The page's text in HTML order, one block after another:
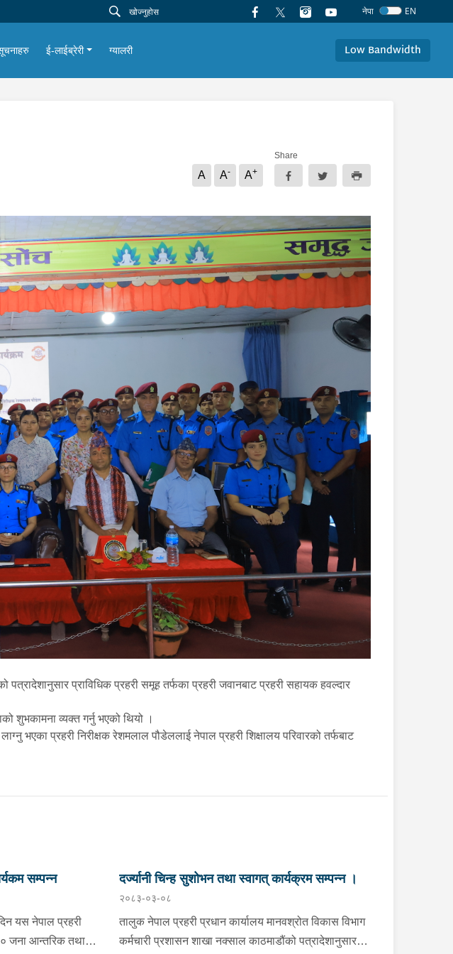
नेपा EN
ई-लाईब्रेरी ग्यालरी Low Bandwidth
A A- A+
Share
प्राविधिक प्रहरी समूह तर्फका प्रहरी जवानबाट प्रहरी सहायक हवल्दार
शुभकामना व्यक्त गर्नु भएको थियो ।
भएका प्रहरी निरीक्षक रेशमलाल पौडेललाई नेपाल प्रहरी शिक्षालय परिवारको तर्फबाट
सम्पन्न
यस नेपाल प्रहरी
जना आन्तरिक तथा
दर्ज्यानी चिन्ह सुशोभन तथा स्वागत् कार्यक्रम सम्पन्न ।
२०८३-०३-०८
तालुक नेपाल प्रहरी प्रधान कार्यालय मानवश्रोत विकास विभाग
कर्मचारी प्रशासन शाखा नक्साल काठमाडौंको पत्रादेशानुसार